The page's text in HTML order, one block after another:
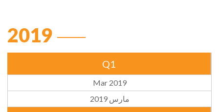
2019
Q1
Mar 2019
مارس 2019